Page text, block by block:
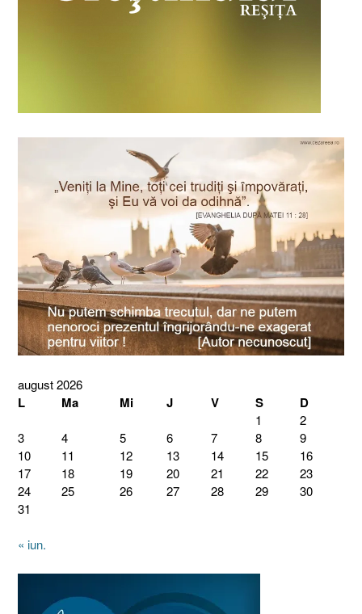
august 2026
L Ma Mi J V S D
1
2
3
4 5 6 7 8
9
10
11 12 13 14 15
16
17
18 19 20 21 22
23
24
25 26 27 28 29
30
31
« iun.